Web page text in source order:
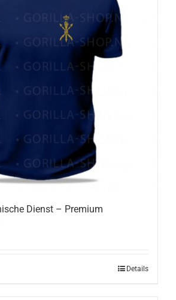
Dienst – Premium
Details